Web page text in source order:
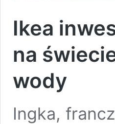
Ikea
na
wody
Ingka,